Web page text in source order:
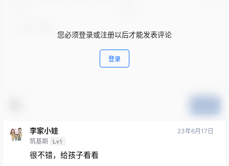
您必须登录或注册以后才能发表评论
登录
李家小娃
筑基期 Lv1
23年6月17日
很不错，给孩子看看